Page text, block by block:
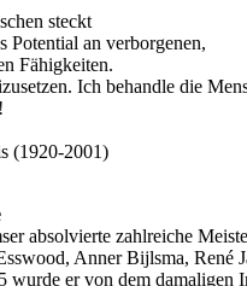
steckt
Potential an verborgenen,
Fähigkeiten.
Ich behandle die
(1920-2001)
absolvierte zahlreiche
Anner Bijlsma, René
wurde er von dem damaligen